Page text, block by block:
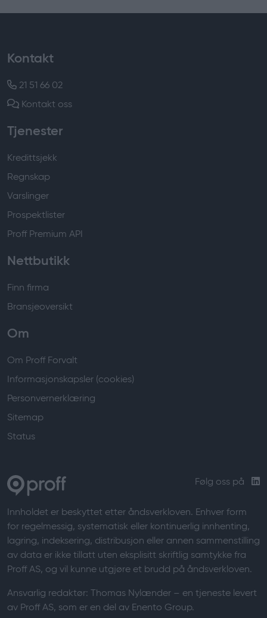
Kontakt
21 51 66 02
Kontakt oss
Tjenester
Kredittsjekk
Regnskap
Varslinger
Prospektlister
Proff Premium API
Nettbutikk
Finn firma
Bransjeoversikt
Om
Om Proff Forvalt
Informasjonskapsler (cookies)
Personvernerklæring
Sitemap
Status
Følg oss på
Innholdet er beskyttet etter åndsverkloven. Enhver form
for regelmessig, systematisk eller kontinuerlig innhenting,
lagring, indeksering, distribusjon eller annen sammenstilling
av data er ikke tillatt uten eksplisitt skriftlig samtykke fra
Proff AS, og vil kunne utgjøre et brudd på åndsverkloven.
Ansvarlig redaktør: Thomas Nylænder – en tjeneste levert
av Proff AS, som er en del av Enento Group.